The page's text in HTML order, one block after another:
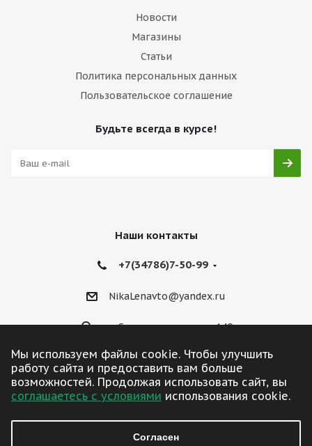
Новости
Магазины
Статьи
Политика персональных данных
Пользовательское соглашение
Будьте всегда в курсе!
Наши контакты
+7(34786)7-50-99
NikaLenavto@yandex.ru
ул. Советская улица, д. 140
2026 © ЛенАвто
Мы используем файлы cookie. Чтобы улучшить
работу сайта и предоставить вам больше
возможностей. Продолжая использовать сайт, вы
соглашаетесь с условиями использования cookie.
Согласен